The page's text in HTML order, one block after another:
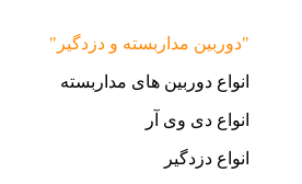
"دوربین مداربسته و دزدگیر"
انواع دوربین های مداربسته
انواع دی وی آر
انواع دزدگیر